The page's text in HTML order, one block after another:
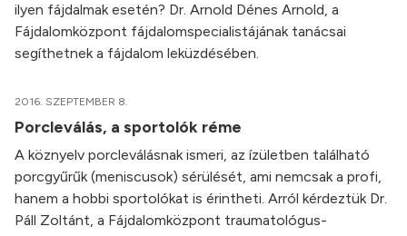
ilyen fájdalmak esetén? Dr. Arnold Dénes Arnold, a
Fájdalomközpont fájdalomspecialistájának tanácsai
segíthetnek a fájdalom leküzdésében.
2016. SZEPTEMBER 8.
Porcleválás, a sportolók réme
A köznyelv porcleválásnak ismeri, az ízületben található
porcgyűrűk (meniscusok) sérülését, ami nemcsak a profi,
hanem a hobbi sportolókat is érintheti. Arról kérdeztük Dr.
Páll Zoltánt, a Fájdalomközpont traumatológus-